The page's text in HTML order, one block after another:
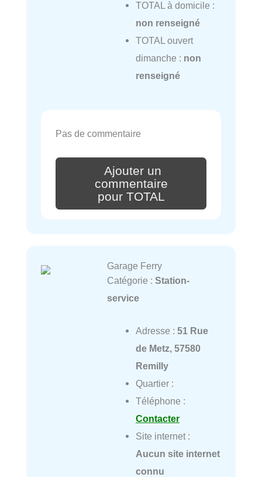
TOTAL à domicile :
non renseigné
TOTAL ouvert
dimanche : non
renseigné
Pas de commentaire
Ajouter un
commentaire
pour TOTAL
Garage Ferry
Catégorie : Station-
service
Adresse : 51 Rue
de Metz, 57580
Remilly
Quartier :
Téléphone :
Contacter
Site internet :
Aucun site internet
connu